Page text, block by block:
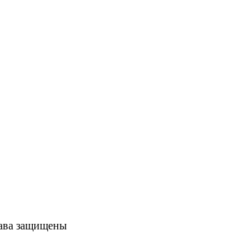
защищены